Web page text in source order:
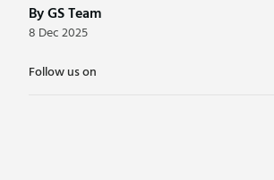
By GS Team
8 Dec 2025
Follow us on